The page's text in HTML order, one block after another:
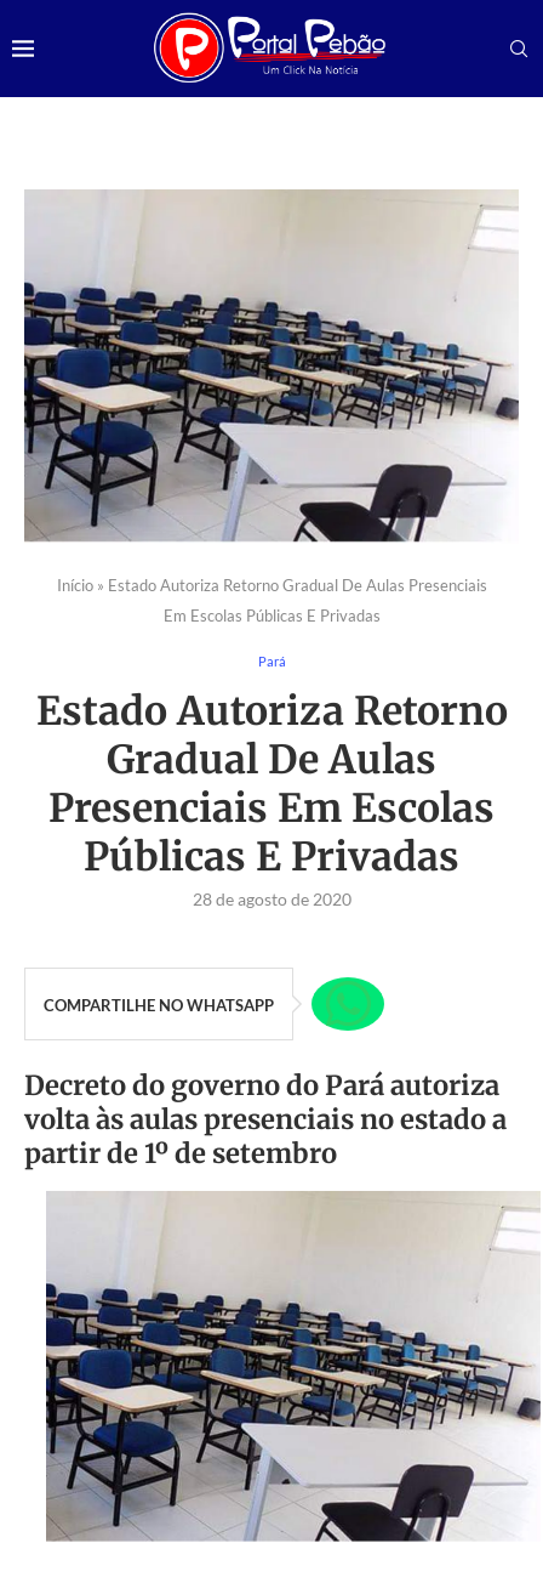
Início» Estado Autoriza Retorno Gradual De Aulas Presenciais
Em Escolas Públicas E Privadas
Pará
Estado Autoriza Retorno
Gradual De Aulas
Presenciais Em Escolas
Públicas E Privadas
28 de agosto de 2020
COMPARTILHE NO WHATSAPP
Decreto do governo do Pará autoriza
volta às aulas presenciais no estado a
partir de 1º de setembro